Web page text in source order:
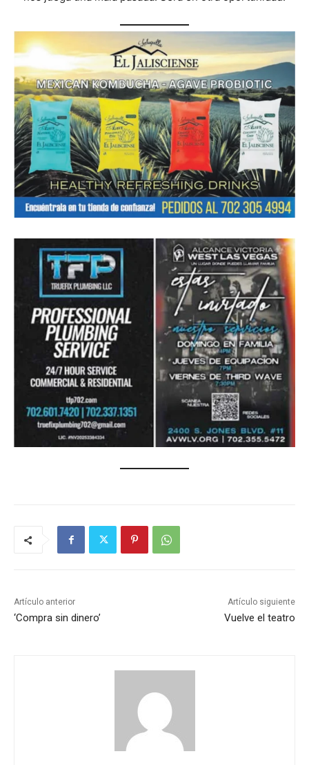
Artículo anterior
‘Compra sin dinero’
Artículo siguiente
Vuelve el teatro